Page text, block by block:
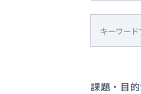
課題・目